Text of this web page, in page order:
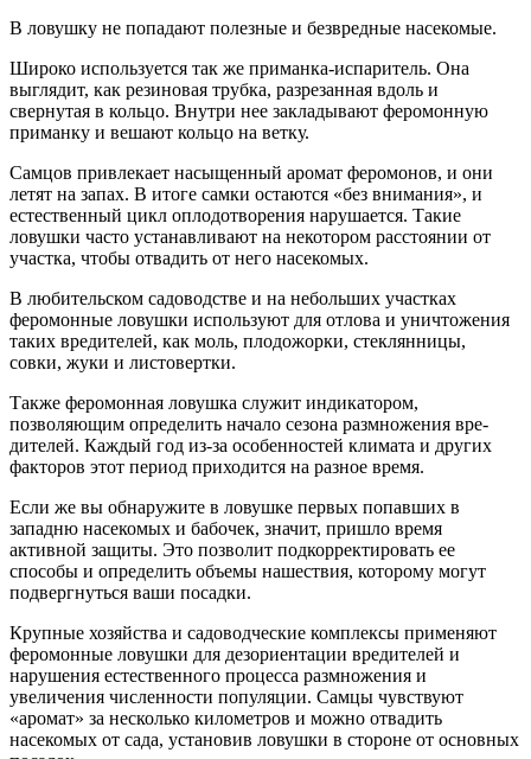
В ловушку не попадают полезные и безвредные насекомые.
Широко используется так же при­манка-испаритель. Она
выглядит, как резиновая трубка, разрезанная вдоль и
свернутая в кольцо. Внутри нее за­кладывают феромонную
приманку и вешают кольцо на ветку.
Самцов привлекает насыщенный аромат феромонов, и они
летят на запах. В итоге самки остаются «без внимания», и
естественный цикл опло­дотворения нарушается. Такие
ловуш­ки часто устанавливают на некотором расстоянии от
участка, чтобы отвадить от него насекомых.
В любительском садоводстве и на небольших участках
феромонные ло­вушки используют для отлова и унич­тожения
таких вредителей, как моль, плодожорки, стеклянницы,
совки, жуки и листовертки.
Также феромонная ловушка служит индикатором,
позволяющим опреде­лить начало сезона размножения вре­
дителей. Каждый год из-за особенно­стей климата и других
факторов этот период приходится на разное время.
Если же вы обнаружите в ловушке первых попавших в
западню насеко­мых и бабочек, значит, пришло время
активной защиты. Это позволит под­корректировать ее
способы и опреде­лить объемы нашествия, которому мо­гут
подвергнуться ваши посадки.
Крупные хозяйства и садоводческие комплексы применяют
феромонные ловушки для дезориентации вредите­лей и
нарушения естественного про­цесса размножения и
увеличения чис­ленности популяции. Самцы чувствуют
«аромат» за несколько километров и можно отвадить
насекомых от сада, установив ловушки в стороне от основ­ных